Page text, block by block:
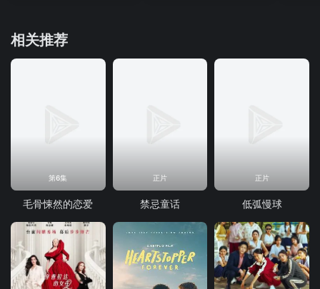
相关推荐
第6集
毛骨悚然的恋爱
正片
禁忌童话
正片
低弧慢球